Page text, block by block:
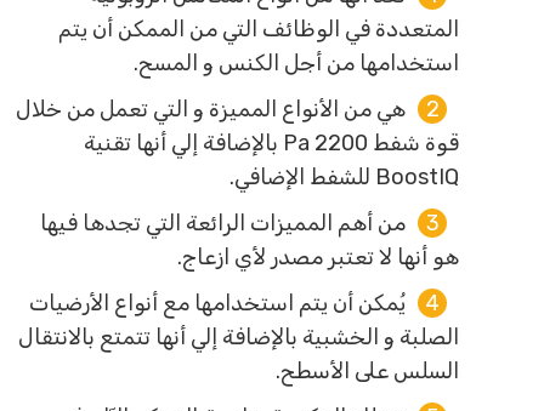
المتعددة في الوظائف التي من الممكن أن يتم
استخدامها من أجل الكنس و المسح.
هي من الأنواع المميزة و التي تعمل من خلال
قوة شفط 2200 Pa بالإضافة إلي أنها تقنية
BoostIQ للشفط الإضافي.
من أهم المميزات الرائعة التي تجدها فيها
هو أنها لا تعتبر مصدر لأي ازعاج.
يُمكن أن يتم استخدامها مع أنواع الأرضيات
الصلبة و الخشبية بالإضافة إلي أنها تتمتع بالانتقال
السلس على الأسطح.